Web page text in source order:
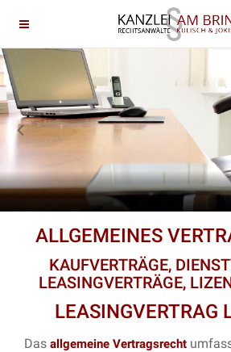
ALLGEMEINES
KAUFVERTRÄGE,
LEASINGVERTRÄGE,
LEASINGVERTRAG
Das allgemeine Vertragsrecht